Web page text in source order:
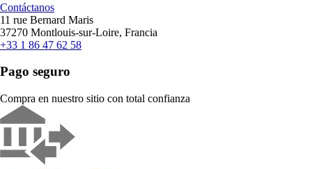
Contáctanos
11 rue Bernard Maris
37270 Montlouis-sur-Loire, Francia
+33 1 86 47 62 58
Pago seguro
Compra en nuestro sitio con total confianza